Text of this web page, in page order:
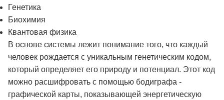
Генетика
Биохимия
Квантовая физика
В основе системы лежит понимание того, что каждый
человек рождается с уникальным генетическим кодом,
который определяет его природу и потенциал. Этот код
можно расшифровать с помощью бодиграфа -
графической карты, показывающей энергетическую